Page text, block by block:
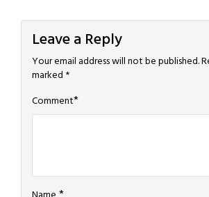
Leave a Reply
Your email address will not be published.
marked *
Comment*